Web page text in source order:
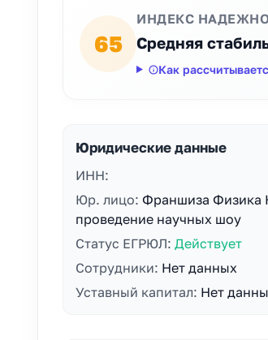
65
ИНДЕКС
Средняя
Как
Юридические данные
ИНН:
Юр. лицо: Франшиза Физика
проведение научных шоу
Статус ЕГРЮЛ: Действует
Сотрудники: Нет данных
Уставный капитал: Нет